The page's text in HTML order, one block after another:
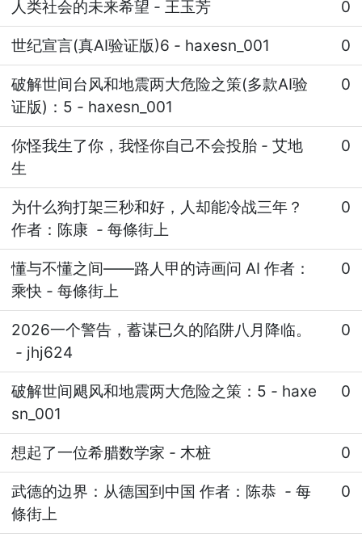
人类社会的未来希望 - 王玉芳 0
世纪宣言(真AI验证版)6 - haxesn_001 0
破解世间台风和地震两大危险之策(多款AI验
证版)：5 - haxesn_001
0
你怪我生了你，我怪你自己不会投胎 - 艾地
生
0
为什么狗打架三秒和好，人却能冷战三年？
作者：陈康 - 每條街上
0
懂与不懂之间——路人甲的诗画问 AI 作者：
乘快 - 每條街上
0
2026一个警告，蓄谋已久的陷阱八月降临。
- jhj624
0
破解世间飓风和地震两大危险之策：5 - haxe
sn_001
0
想起了一位希腊数学家 - 木桩 0
武德的边界：从德国到中国 作者：陈恭 - 每
條街上
0